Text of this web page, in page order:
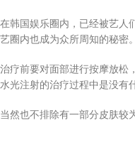
在韩国娱乐圈内，已经被艺人
艺圈内也成为众所周知的秘密。
治疗前要对面部进行按摩放松
水光注射的治疗过程中是没有
当然也不排除有一部分皮肤较